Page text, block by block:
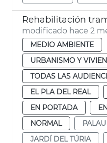
modificado hace 2
MEDIO AMBIENTE
URBANISMO Y
TODAS LAS
EL PLA DEL REAL
EN PORTADA
NORMAL
JARDÍ DEL TÚRIA